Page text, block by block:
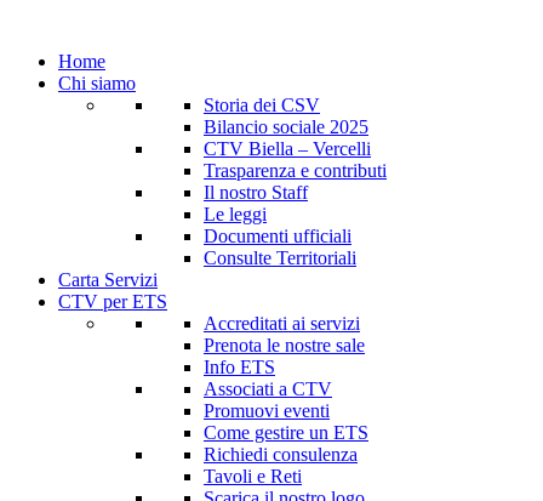
Home
Chi siamo
Storia dei CSV
Bilancio sociale 2025
CTV Biella – Vercelli
Trasparenza e contributi
Il nostro Staff
Le leggi
Documenti ufficiali
Consulte Territoriali
Carta Servizi
CTV per ETS
Accreditati ai servizi
Prenota le nostre sale
Info ETS
Associati a CTV
Promuovi eventi
Come gestire un ETS
Richiedi consulenza
Tavoli e Reti